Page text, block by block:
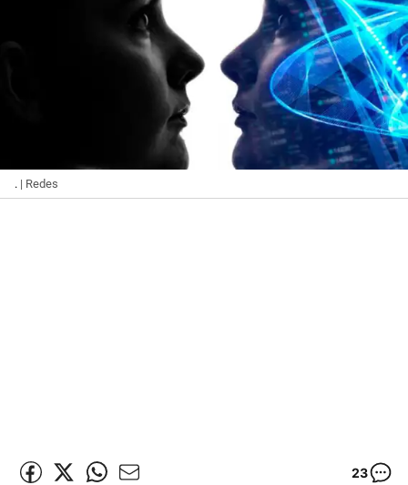
. | Redes
23